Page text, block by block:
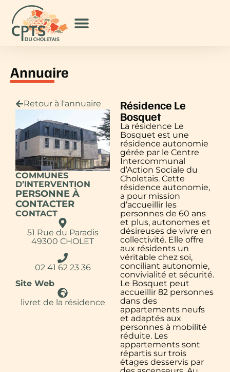
Annuaire
Retour à l'annuaire
COMMUNES
D’INTERVENTION
PERSONNE À
CONTACTER
CONTACT
51 Rue du Paradis
49300 CHOLET
02 41 62 23 36
Site Web
livret de la résidence
Résidence Le
Bosquet
La résidence Le
Bosquet est une
résidence autonomie
gérée par le Centre
Intercommunal
d’Action Sociale du
Choletais. Cette
résidence autonomie,
a pour mission
d’accueillir les
personnes de 60 ans
et plus, autonomes et
désireuses de vivre en
collectivité. Elle offre
aux résidents un
véritable chez soi,
conciliant autonomie,
convivialité et sécurité.
Le Bosquet peut
accueillir 82 personnes
dans des
appartements neufs
et adaptés aux
personnes à mobilité
réduite. Les
appartements sont
répartis sur trois
étages desservis par